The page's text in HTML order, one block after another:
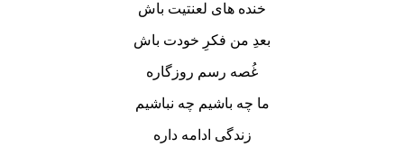
خنده های لعنتیت باش
بعدِ من فکرِ خودت باش
غُصه رسم روزگاره
ما چه باشیم چه نباشیم
زندگی ادامه داره